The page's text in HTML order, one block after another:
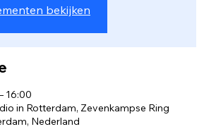
bekijken
16:00
in Rotterdam, Zevenkampse Ring
Nederland